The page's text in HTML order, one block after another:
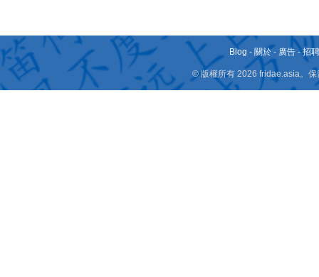
Blog - 關於 - 廣告 -招
© 版權所有 2026 fridae.asia。